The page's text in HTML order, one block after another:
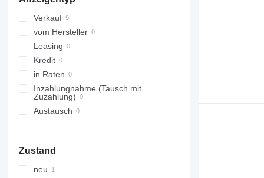
Verkauf
vom Hersteller
Leasing
Kredit
in Raten
Inzahlungnahme (Tausch mit
Zuzahlung)
Austausch
Zustand
neu